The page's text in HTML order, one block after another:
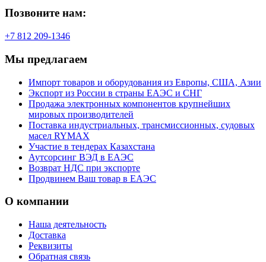
Позвоните нам:
+7 812 209-1346
Мы предлагаем
Импорт товаров и оборудования из Европы, США, Азии
Экспорт из России в страны ЕАЭС и СНГ
Продажа электронных компонентов крупнейших
мировых производителей
Поставка индустриальных, трансмиссионных, судовых
масел RYMAX
Участие в тендерах Казахстана
Аутсорсинг ВЭД в ЕАЭС
Возврат НДС при экспорте
Продвинем Ваш товар в ЕАЭС
О компании
Наша деятельность
Доставка
Реквизиты
Обратная связь